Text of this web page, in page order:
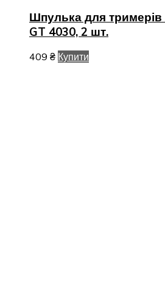
Шпулька для тримерів
GT 4030, 2 шт.
409 ₴ Купити